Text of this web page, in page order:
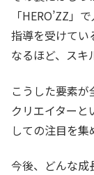
「HERO’ZZ」
指導を受けてい
なるほど、スキ
こうした要素
クリエイターと
しての注目を集
今後、どんな